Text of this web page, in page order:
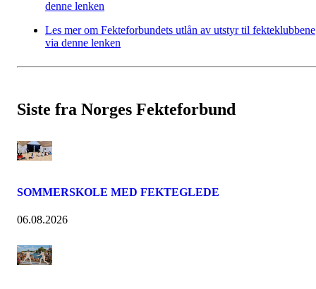
denne lenken
Les mer om Fekteforbundets utlån av utstyr til fekteklubbene
via denne lenken
Siste fra Norges Fekteforbund
SOMMERSKOLE MED FEKTEGLEDE
06.08.2026